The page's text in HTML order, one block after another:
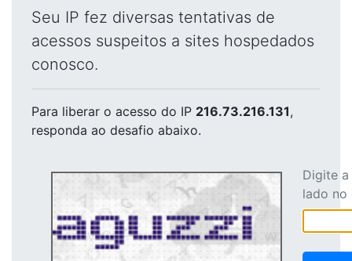
Seu IP fez diversas tentativas de
acessos suspeitos a sites hospedados
conosco.
Para liberar o acesso do IP 216.73.216.131,
responda ao desafio abaixo.
Digite
lado no